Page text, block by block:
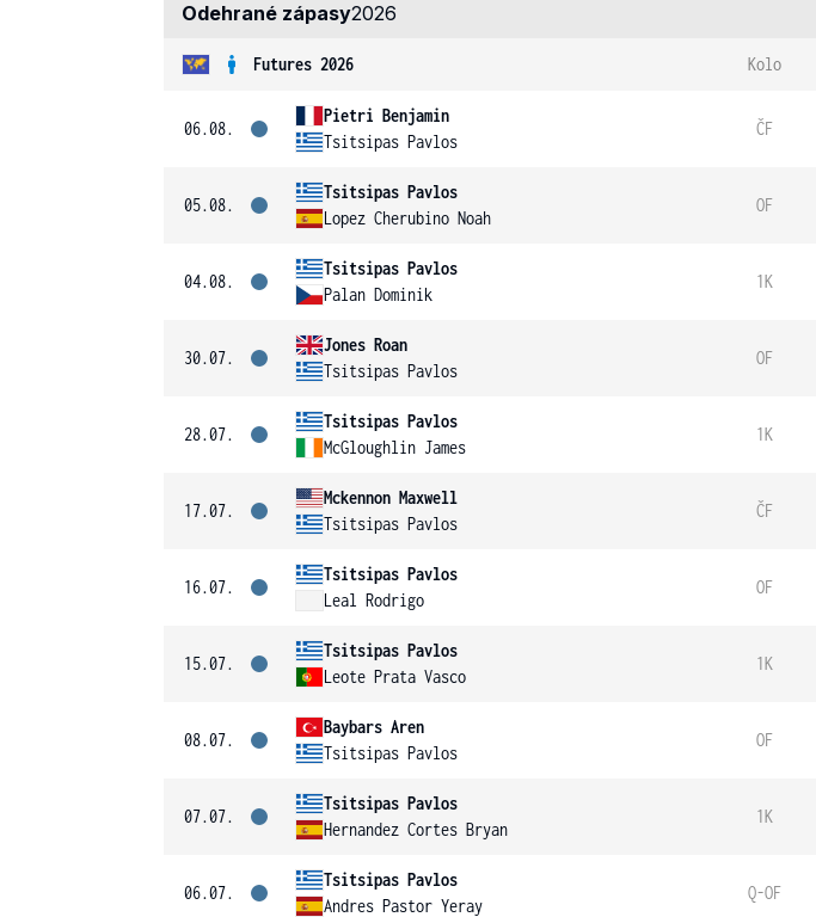
Odehrané zápasy2026
Futures 2026 Kolo
06.08.
Pietri Benjamin
Tsitsipas Pavlos
ČF
05.08.
Tsitsipas Pavlos
Lopez Cherubino Noah
OF
04.08.
Tsitsipas Pavlos
Palan Dominik
1K
30.07.
Jones Roan
Tsitsipas Pavlos
OF
28.07.
Tsitsipas Pavlos
McGloughlin James
1K
17.07.
Mckennon Maxwell
Tsitsipas Pavlos
ČF
16.07.
Tsitsipas Pavlos
Leal Rodrigo
OF
15.07.
Tsitsipas Pavlos
Leote Prata Vasco
1K
08.07.
Baybars Aren
Tsitsipas Pavlos
OF
07.07.
Tsitsipas Pavlos
Hernandez Cortes Bryan
1K
06.07.
Tsitsipas Pavlos
Andres Pastor Yeray
Q-OF